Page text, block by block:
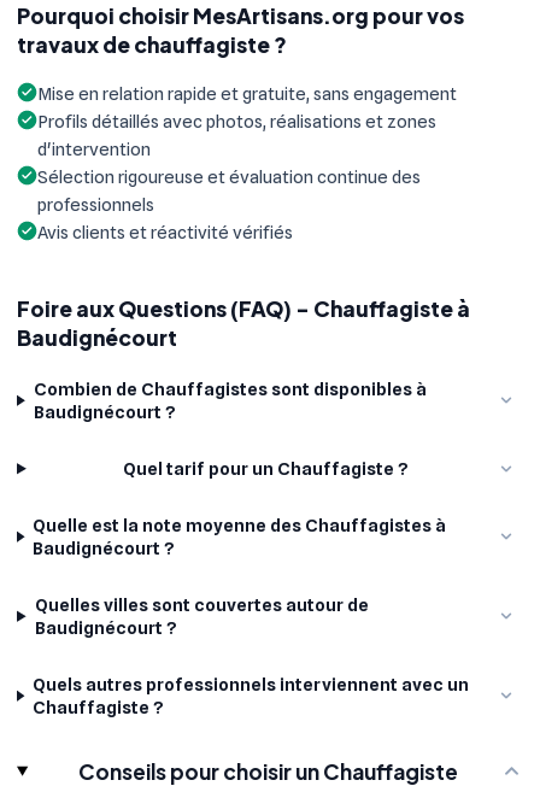
Pourquoi choisir MesArtisans.org pour vos
travaux de chauffagiste ?
Mise en relation rapide et gratuite, sans engagement
Profils détaillés avec photos, réalisations et zones
d'intervention
Sélection rigoureuse et évaluation continue des
professionnels
Avis clients et réactivité vérifiés
Foire aux Questions (FAQ) - Chauffagiste à
Baudignécourt
Combien de Chauffagistes sont disponibles à
Baudignécourt ?
Quel tarif pour un Chauffagiste ?
Quelle est la note moyenne des Chauffagistes à
Baudignécourt ?
Quelles villes sont couvertes autour de
Baudignécourt ?
Quels autres professionnels interviennent avec un
Chauffagiste ?
Conseils pour choisir un Chauffagiste